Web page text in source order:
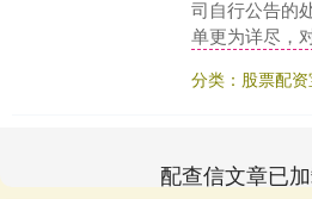
司自行公告的
单更为详尽，
公布。 8月8
东海证券责令
分类：股票配资
配查信文章已